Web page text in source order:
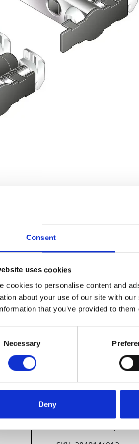
Consent
uses cookies
cookies to personalise content and
about your use of our site with
that you’ve provided to
Necessary
Deny
60X60X42X2,5